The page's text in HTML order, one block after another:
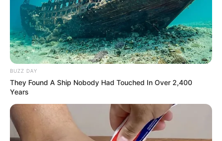
BUZZ DAY
They Found A Ship Nobody Had Touched In Over 2,400
Years